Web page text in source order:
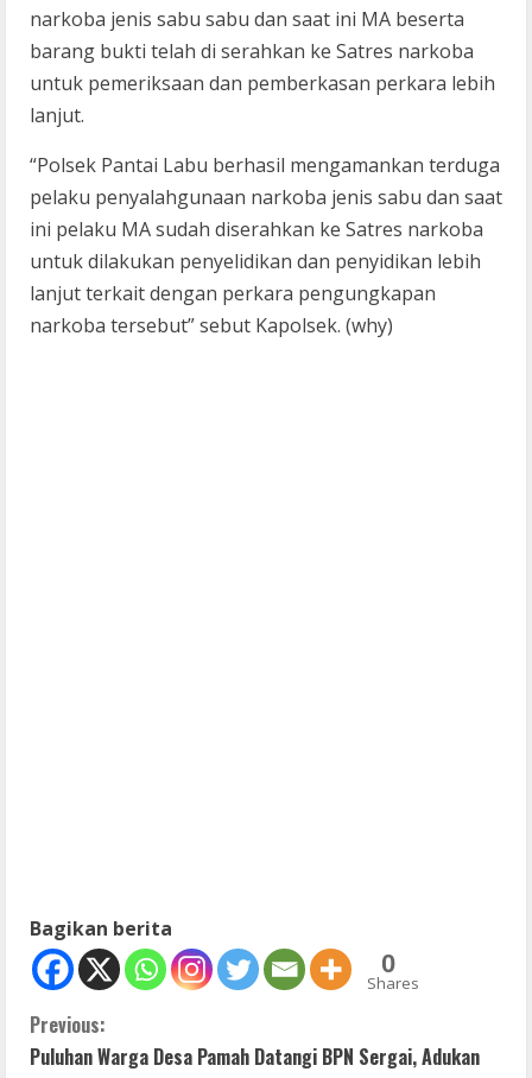
narkoba jenis sabu sabu dan saat ini MA beserta
barang bukti telah di serahkan ke Satres narkoba
untuk pemeriksaan dan pemberkasan perkara lebih
lanjut.
“Polsek Pantai Labu berhasil mengamankan terduga
pelaku penyalahgunaan narkoba jenis sabu dan saat
ini pelaku MA sudah diserahkan ke Satres narkoba
untuk dilakukan penyelidikan dan penyidikan lebih
lanjut terkait dengan perkara pengungkapan
narkoba tersebut” sebut Kapolsek. (why)
Bagikan berita
0
Shares
C
Previous:
Puluhan Warga Desa Pamah Datangi BPN Sergai, Adukan